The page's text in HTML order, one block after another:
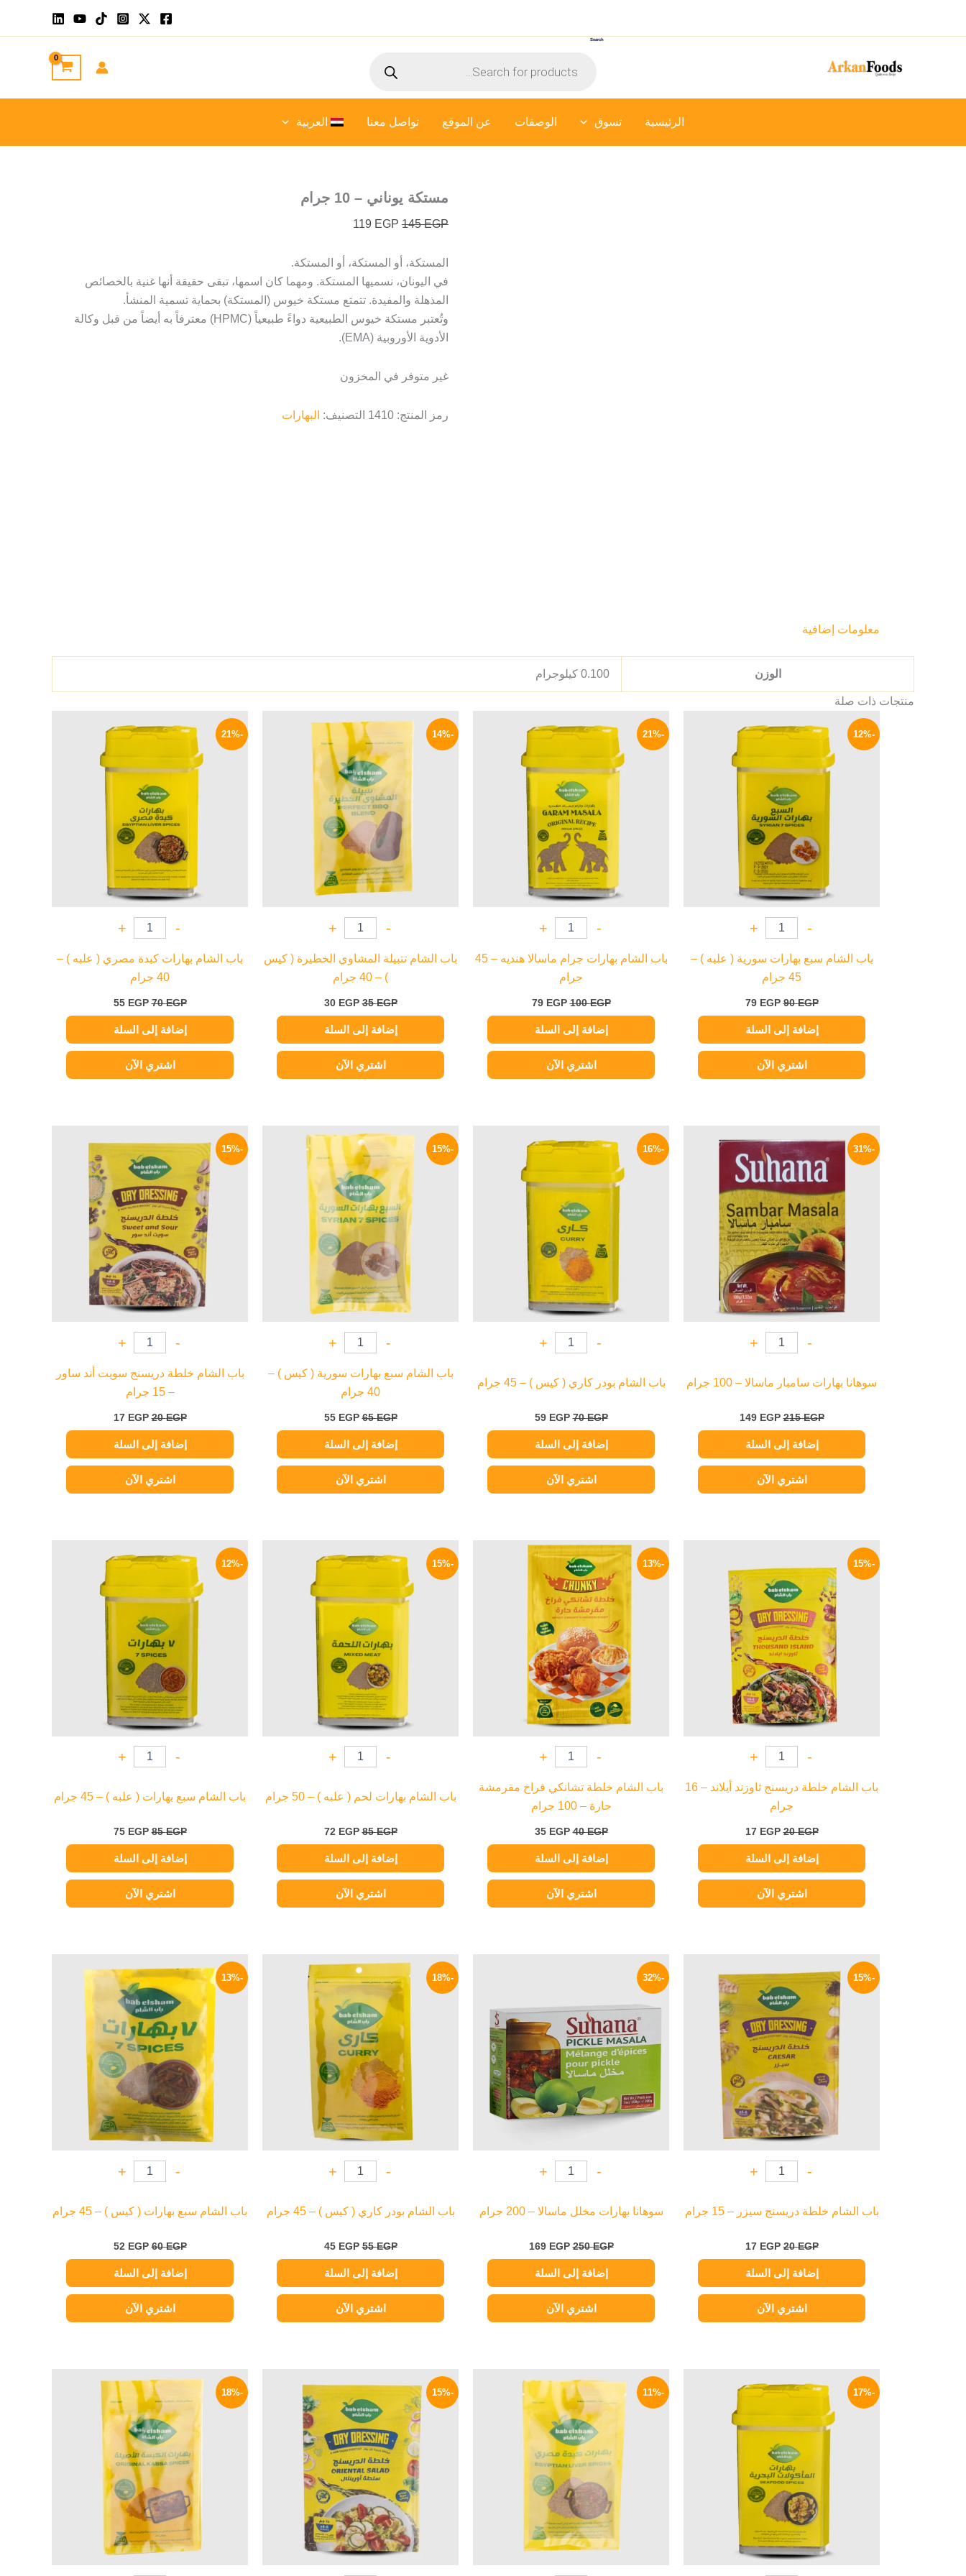
Search
search
الرئيسية تسوق الوصفات عن الموقع تواصل معنا العربية
مستكة يوناني – 10 جرام
145EGP
145 EGP.
119 EGP
المستكة، أو المستكة، أو المستكة.
في اليونان، نسميها المستكة. ومهما كان اسمها، تبقى حقيقة أنها غنية بالخصائص
المذهلة والمفيدة. تتمتع مستكة خيوس (المستكة) بحماية تسمية المنشأ.
وتُعتبر مستكة خيوس الطبيعية دواءً طبيعياً (HPMC) معترفاً به أيضاً من قبل وكالة
الأدوية الأوروبية (EMA).
غير متوفر في المخزون
رمز المنتج: 1410 التصنيف: البهارات
معلومات إضافية
الوزن 0.100 كيلوجرام
منتجات ذات صلة
-12%
-
+
باب الشام سبع بهارات سورية ( علبه ) –
45 جرام
90EGP
الأصلي
79 EGP
الحالي
هو:
79 EGP.
إضافة إلى السلة
اشتري الآن
-21%
-
+
باب الشام بهارات جرام ماسالا هنديه – 45
جرام
100EGP
الأصلي
79 EGP
الحالي
هو:
79 EGP.
إضافة إلى السلة
اشتري الآن
-14%
-
+
باب الشام تتبيلة المشاوي الخطيرة ( كيس
) – 40 جرام
35EGP
الأصلي
هو:
35 EGP.
30 EGP
هو:
30 EGP.
إضافة إلى السلة
اشتري الآن
-21%
-
+
باب الشام بهارات كبدة مصري ( علبه ) –
40 جرام
70EGP
الأصلي
55 EGP
الحالي
هو:
55 EGP.
إضافة إلى السلة
اشتري الآن
-31%
-
+
سوهانا بهارات سامبار ماسالا – 100 جرام
215EGP
الأصلي
هو:
149 EGP
الحالي
هو:
149 EGP.
إضافة إلى السلة
اشتري الآن
-16%
-
+
باب الشام بودر كاري ( كيس ) – 45 جرام
70EGP
الأصلي
59 EGP
الحالي
هو:
59 EGP.
إضافة إلى السلة
اشتري الآن
-15%
-
+
باب الشام سبع بهارات سورية ( كيس ) –
40 جرام
65EGP
السعر
الأصلي
هو:
65 EGP.
55 EGP
الحالي
هو:
55 EGP.
إضافة إلى السلة
اشتري الآن
-15%
-
+
باب الشام خلطة دريسنج سويت أند ساور
– 15 جرام
20EGP
الأصلي
هو:
20 EGP.
17 EGP
الحالي
هو:
17 EGP.
إضافة إلى السلة
اشتري الآن
-15%
-
+
باب الشام خلطة دريسنج ثاوزند أيلاند – 16
جرام
20EGP
هو:
20 EGP.
17 EGP
هو:
17 EGP.
إضافة إلى السلة
اشتري الآن
-13%
-
+
باب الشام خلطة تشانكي فراخ مقرمشة
حارة – 100 جرام
40EGP
السعر
الأصلي
هو:
40 EGP.
35 EGP
السعر
الحالي
35 EGP.
إضافة إلى السلة
اشتري الآن
-15%
-
+
باب الشام بهارات لحم ( علبه ) – 50 جرام
85EGP
الأصلي
72 EGP
الحالي
هو:
72 EGP.
إضافة إلى السلة
اشتري الآن
-12%
-
+
باب الشام سبع بهارات ( علبه ) – 45 جرام
85EGP
الأصلي
75 EGP
الحالي
هو:
75 EGP.
إضافة إلى السلة
اشتري الآن
-15%
-
+
باب الشام خلطة دريسنج سيزر – 15 جرام
20EGP
الأصلي
هو:
20 EGP.
17 EGP
الحالي
هو:
17 EGP.
إضافة إلى السلة
اشتري الآن
-32%
-
+
سوهانا بهارات مخلل ماسالا – 200 جرام
250EGP
169 EGP
إضافة إلى السلة
اشتري الآن
-18%
-
+
باب الشام بودر كاري ( كيس ) – 45 جرام
55EGP
السعر
الأصلي
هو:
55 EGP.
45 EGP
الحالي
هو:
45 EGP.
إضافة إلى السلة
اشتري الآن
-13%
-
+
باب الشام سبع بهارات ( كيس ) – 45 جرام
60EGP
الأصلي
هو:
60 EGP.
52 EGP
الحالي
هو:
إضافة إلى السلة
اشتري الآن
-17%
الأصلي الحالي
هو:
50 EGP.
-11%
الأصلي
هو:
35 EGP.
الحالي
هو:
31 EGP.
-15%
الأصلي
هو:
20 EGP.
الحالي
هو:
17 EGP.
-18%
الأصلي
هو:
60 EGP.
هو:
49 EGP.